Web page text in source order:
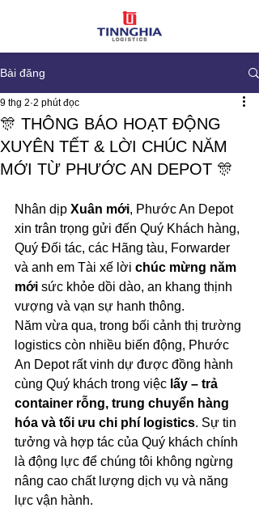
Bài đăng
🎊 THÔNG BÁO HOẠT ĐỘNG
XUYÊN TẾT & LỜI CHÚC NĂM
MỚI TỪ PHƯỚC AN DEPOT 🎊
9 thg 2 2 phút đọc
Nhân dịp Xuân mới, Phước An Depot
xin trân trọng gửi đến Quý Khách hàng,
Quý Đối tác, các Hãng tàu, Forwarder
và anh em Tài xế lời chúc mừng năm
mới sức khỏe dồi dào, an khang thịnh
vượng và vạn sự hanh thông.
Năm vừa qua, trong bối cảnh thị trường
logistics còn nhiều biến động, Phước
An Depot rất vinh dự được đồng hành
cùng Quý khách trong việc lấy – trả
container rỗng, trung chuyển hàng
hóa và tối ưu chi phí logistics. Sự tin
tưởng và hợp tác của Quý khách chính
là động lực để chúng tôi không ngừng
nâng cao chất lượng dịch vụ và năng
lực vận hành.